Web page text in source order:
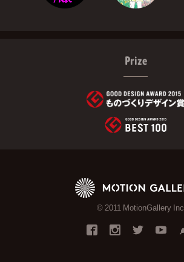
Prize
© 2011 MotionGallery Inc.